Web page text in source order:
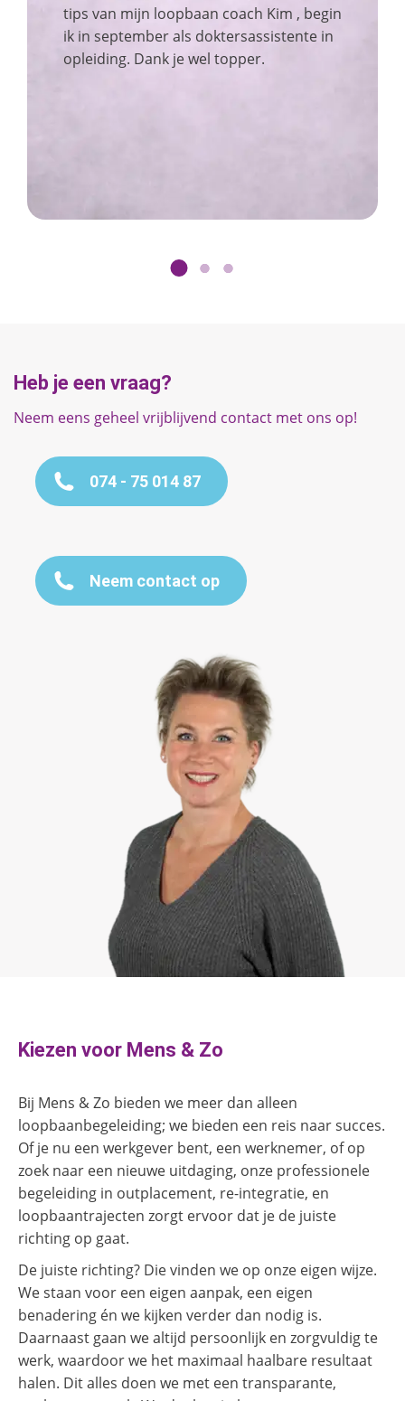
tips van mijn loopbaan coach Kim , begin
ik in september als doktersassistente in
opleiding. Dank je wel topper.
Heb je een vraag?
Neem eens geheel vrijblijvend contact met ons op!
074 - 75 014 87
Neem contact op
Kiezen voor Mens & Zo
Bij Mens & Zo bieden we meer dan alleen
loopbaanbegeleiding; we bieden een reis naar succes.
Of je nu een werkgever bent, een werknemer, of op
zoek naar een nieuwe uitdaging, onze professionele
begeleiding in outplacement, re-integratie, en
loopbaantrajecten zorgt ervoor dat je de juiste
richting op gaat.
De juiste richting? Die vinden we op onze eigen wijze.
We staan voor een eigen aanpak, een eigen
benadering én we kijken verder dan nodig is.
Daarnaast gaan we altijd persoonlijk en zorgvuldig te
werk, waardoor we het maximaal haalbare resultaat
halen. Dit alles doen we met een transparante,